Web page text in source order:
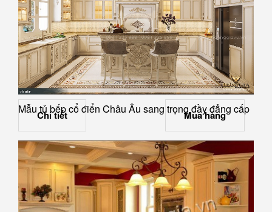
Mẫu tủ bếp cổ điển Châu Âu sang trọng đầy đẳng cấp
Chi tiết Mua hàng